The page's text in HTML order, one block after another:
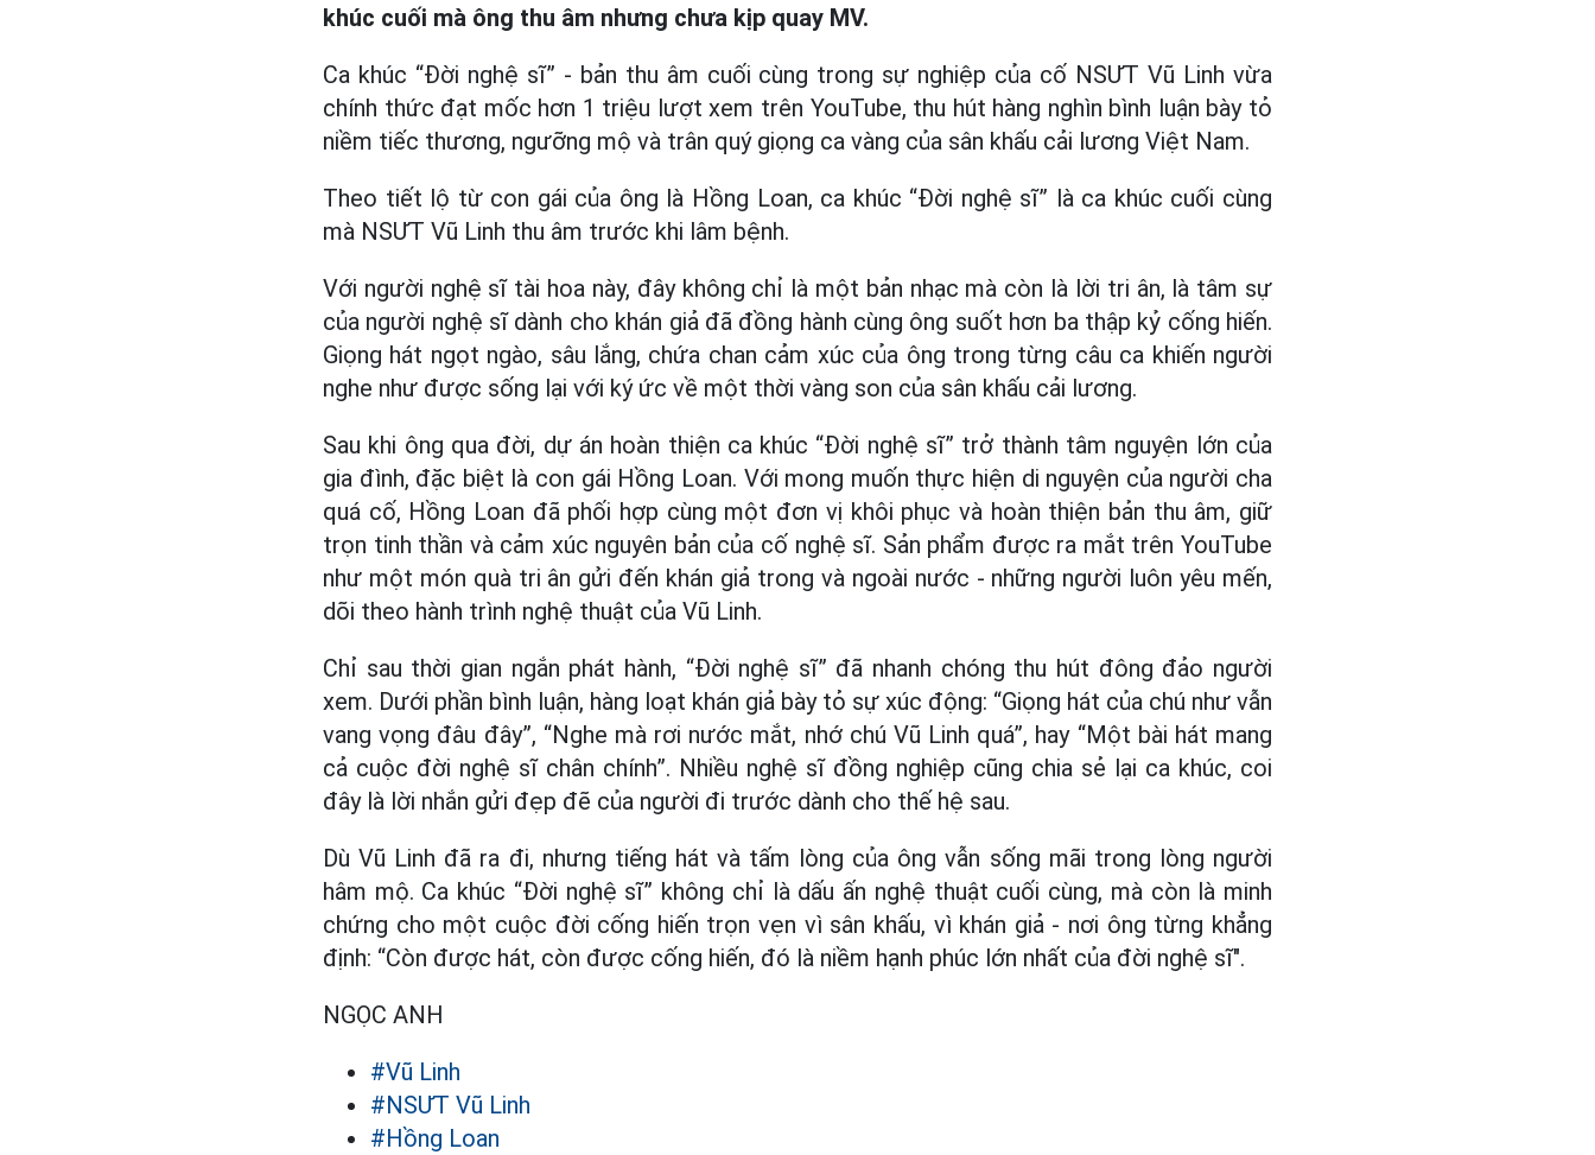
khúc cuối mà ông thu âm nhưng chưa kịp quay MV.
Ca khúc “Đời nghệ sĩ” - bản thu âm cuối cùng trong sự nghiệp của cố NSƯT Vũ Linh vừa
chính thức đạt mốc hơn 1 triệu lượt xem trên YouTube, thu hút hàng nghìn bình luận bày tỏ
niềm tiếc thương, ngưỡng mộ và trân quý giọng ca vàng của sân khấu cải lương Việt Nam.
Theo tiết lộ từ con gái của ông là Hồng Loan, ca khúc “Đời nghệ sĩ” là ca khúc cuối cùng
mà NSƯT Vũ Linh thu âm trước khi lâm bệnh.
Với người nghệ sĩ tài hoa này, đây không chỉ là một bản nhạc mà còn là lời tri ân, là tâm sự
của người nghệ sĩ dành cho khán giả đã đồng hành cùng ông suốt hơn ba thập kỷ cống hiến.
Giọng hát ngọt ngào, sâu lắng, chứa chan cảm xúc của ông trong từng câu ca khiến người
nghe như được sống lại với ký ức về một thời vàng son của sân khấu cải lương.
Sau khi ông qua đời, dự án hoàn thiện ca khúc “Đời nghệ sĩ” trở thành tâm nguyện lớn của
gia đình, đặc biệt là con gái Hồng Loan. Với mong muốn thực hiện di nguyện của người cha
quá cố, Hồng Loan đã phối hợp cùng một đơn vị khôi phục và hoàn thiện bản thu âm, giữ
trọn tinh thần và cảm xúc nguyên bản của cố nghệ sĩ. Sản phẩm được ra mắt trên YouTube
như một món quà tri ân gửi đến khán giả trong và ngoài nước - những người luôn yêu mến,
dõi theo hành trình nghệ thuật của Vũ Linh.
Chỉ sau thời gian ngắn phát hành, “Đời nghệ sĩ” đã nhanh chóng thu hút đông đảo người
xem. Dưới phần bình luận, hàng loạt khán giả bày tỏ sự xúc động: “Giọng hát của chú như vẫn
vang vọng đâu đây”, “Nghe mà rơi nước mắt, nhớ chú Vũ Linh quá”, hay “Một bài hát mang
cả cuộc đời nghệ sĩ chân chính”. Nhiều nghệ sĩ đồng nghiệp cũng chia sẻ lại ca khúc, coi
đây là lời nhắn gửi đẹp đẽ của người đi trước dành cho thế hệ sau.
Dù Vũ Linh đã ra đi, nhưng tiếng hát và tấm lòng của ông vẫn sống mãi trong lòng người
hâm mộ. Ca khúc “Đời nghệ sĩ” không chỉ là dấu ấn nghệ thuật cuối cùng, mà còn là minh
chứng cho một cuộc đời cống hiến trọn vẹn vì sân khấu, vì khán giả - nơi ông từng khẳng
định: “Còn được hát, còn được cống hiến, đó là niềm hạnh phúc lớn nhất của đời nghệ sĩ".
NGỌC ANH
#Vũ Linh
#NSƯT Vũ Linh
#Hồng Loan